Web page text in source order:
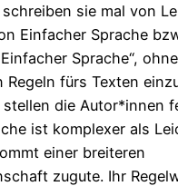
sie mal von
Einfacher Sprache
Sprache“,
Regeln fürs Texten
stellen die Autor*innen
ist komplexer als
einer breiteren
zugute. Ihr